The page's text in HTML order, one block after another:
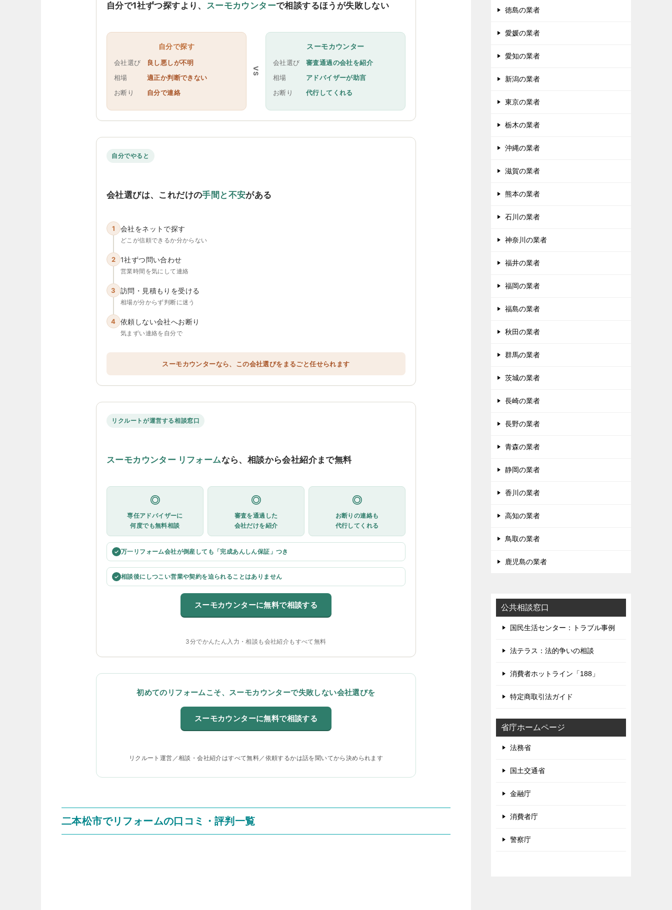
自分で1社ずつ探すより、 スーモカウンターで相談するほうが失敗しない
自分で探す
会社選び
良し悪しが不明
相場
適正か判断できない
お断り
自分で連絡
VS
スーモカウンター
会社選び
審査通過の会社を紹介
相場
アドバイザーが助言
お断り
代行してくれる
自分でやると
会社選びは、これだけの手間と不安がある
1 会社をネットで探す
どこが信頼できるか分からない
2 1社ずつ問い合わせ
営業時間を気にして連絡
3 訪問・見積もりを受ける
相場が分からず判断に迷う
4 依頼しない会社へお断り
気まずい連絡を自分で
スーモカウンターなら、この会社選びをまるごと任せられます
リクルートが運営する相談窓口
スーモカウンター リフォームなら、相談から会社紹介まで無料
◎
専任アドバイザーに
何度でも無料相談
◎
審査を通過した
会社だけを紹介
◎
お断りの連絡も
代行してくれる
✓ 万一リフォーム会社が倒産しても「完成あんしん保証」つき
✓ 相談後にしつこい営業や契約を迫られることはありません
スーモカウンターに無料で相談する
3分でかんたん入力・相談も会社紹介もすべて無料
初めてのリフォームこそ、スーモカウンターで失敗しない会社選びを
スーモカウンターに無料で相談する
リクルート運営／相談・会社紹介はすべて無料／依頼するかは話を聞いてから決められます
二本松市でリフォームの口コミ・評判一覧
徳島の業者
愛媛の業者
愛知の業者
新潟の業者
東京の業者
栃木の業者
沖縄の業者
滋賀の業者
熊本の業者
石川の業者
神奈川の業者
福井の業者
福岡の業者
福島の業者
秋田の業者
群馬の業者
茨城の業者
長崎の業者
長野の業者
青森の業者
静岡の業者
香川の業者
高知の業者
鳥取の業者
鹿児島の業者
公共相談窓口
国民生活センター：トラブル事例
法テラス：法的争いの相談
消費者ホットライン「188」
特定商取引法ガイド
省庁ホームページ
法務省
国土交通省
金融庁
消費者庁
警察庁